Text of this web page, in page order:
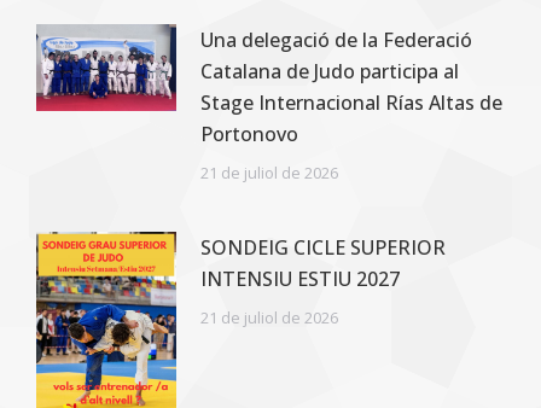
Una delegació de la Federació
Catalana de Judo participa al
Stage Internacional Rías Altas de
Portonovo
21 de juliol de 2026
SONDEIG CICLE SUPERIOR
INTENSIU ESTIU 2027
21 de juliol de 2026